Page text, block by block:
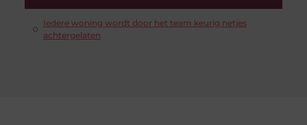
Iedere woning wordt door het team keurig netjes
achtergelaten